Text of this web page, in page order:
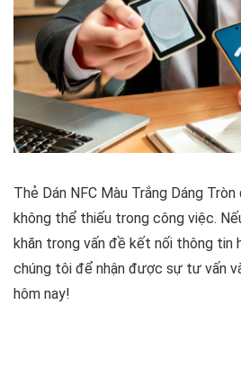
Thẻ Dán NFC Màu Trắng Dáng
không thể thiếu trong công việc.
khăn trong vấn đề kết nối thông tin
chúng tôi để nhận được sự tư vấn
hôm nay!